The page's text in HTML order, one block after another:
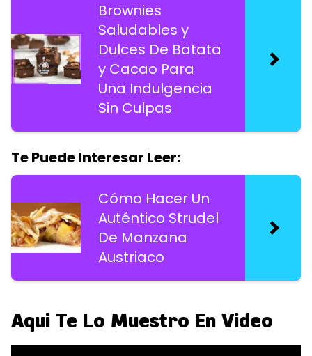
Brownies
Saludables y
Dulces De Batata
y Cacao Para
Una Indulgencia
Sin Culpas
Te Puede Interesar Leer:
Cómo Hacer Un
Auténtico Strudel
De Manzana
Austriaco
Aqui Te Lo Muestro En Video